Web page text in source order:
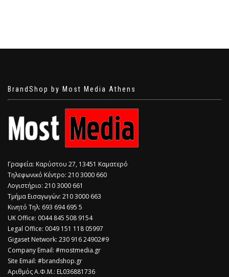
BrandShop by Most Media Athens
Γραφεία: Καρύστου 27, 13451 Καματερό
Τηλεφωνικό Κέντρο: 210 3000 660
Λογιστήριο: 210 3000 661
Τμήμα Εισαγωγών: 210 3000 663
Κινητό Τηλ: 693 694 695 5
​UK Office: 0044 845 508 9154
Legal Office: 0049 151 118 05997
Gigaset Network: 230 916 24902#9
Company Email: #mostmedia.gr
Site Email: #brandshop.gr
Αριθμός Α.Φ.Μ.: EL036881736